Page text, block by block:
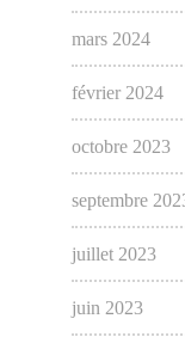
mars 2024
février 2024
octobre 2023
septembre
juillet 2023
juin 2023